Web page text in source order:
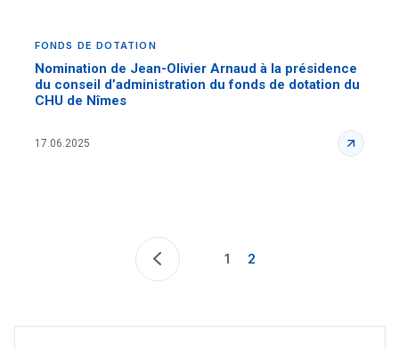
FONDS DE DOTATION
Nomination de Jean-Olivier Arnaud à la présidence
du conseil d’administration du fonds de dotation du
CHU de Nîmes
17.06.2025
1 2